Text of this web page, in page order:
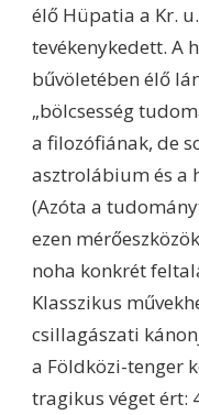
élő Hüpatia a Kr.
tevékenykedett. A
bűvöletében élő
„bölcsesség
a filozófiának, de
asztrolábium és a
(Azóta a
ezen
noha konkrét
Klasszikus
csillagászati
a Földközi-tenger
tragikus véget ért: